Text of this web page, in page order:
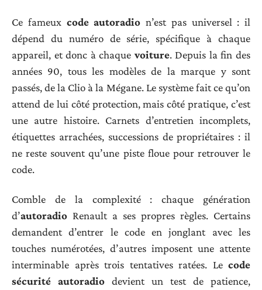
Ce fameux code autoradio n’est pas universel : il
dépend du numéro de série, spécifique à chaque
appareil, et donc à chaque voiture. Depuis la fin des
années 90, tous les modèles de la marque y sont
passés, de la Clio à la Mégane. Le système fait ce qu’on
attend de lui côté protection, mais côté pratique, c’est
une autre histoire. Carnets d’entretien incomplets,
étiquettes arrachées, successions de propriétaires : il
ne reste souvent qu’une piste floue pour retrouver le
code.
Comble de la complexité : chaque génération
d’autoradio Renault a ses propres règles. Certains
demandent d’entrer le code en jonglant avec les
touches numérotées, d’autres imposent une attente
interminable après trois tentatives ratées. Le code
sécurité autoradio devient un test de patience,